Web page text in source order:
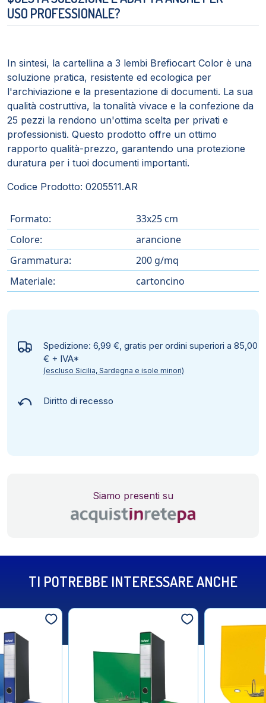
USO PROFESSIONALE?
In sintesi, la cartellina a 3 lembi Brefiocart Color è una
soluzione pratica, resistente ed ecologica per
l'archiviazione e la presentazione di documenti. La sua
qualità costruttiva, la tonalità vivace e la confezione da
25 pezzi la rendono un'ottima scelta per privati e
professionisti. Questo prodotto offre un ottimo
rapporto qualità-prezzo, garantendo una protezione
duratura per i tuoi documenti importanti.
Codice Prodotto: 0205511.AR
Formato:
33x25 cm
Colore:
arancione
Grammatura:
200 g/mq
Materiale:
cartoncino
Spedizione: 6,99 €, gratis per ordini superiori a 85,00
€ + IVA*
(escluso Sicilia, Sardegna e isole minori)
Diritto di recesso
Siamo presenti su
TI POTREBBE INTERESSARE ANCHE